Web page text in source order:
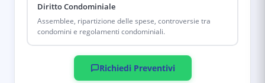
Diritto Condominiale
Assemblee, ripartizione delle spese, controversie tra
condomini e regolamenti condominiali.
Richiedi Preventivi